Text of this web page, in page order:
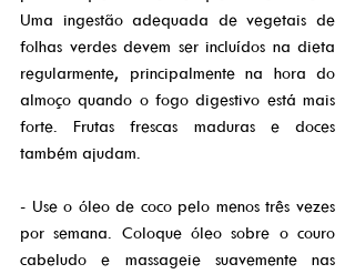
Uma ingestão adequada de vegetais de
folhas verdes devem ser incluídos na dieta
regularmente, principalmente na hora do
almoço quando o fogo digestivo está mais
forte. Frutas frescas maduras e doces
também ajudam.
- Use o óleo de coco pelo menos três vezes
por semana. Coloque óleo sobre o couro
cabeludo e massageie suavemente nas